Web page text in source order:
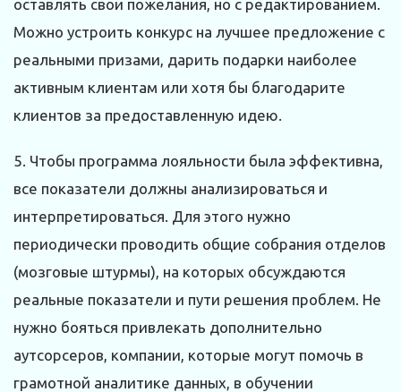
оставлять свои пожелания, но с редактированием.
Можно устроить конкурс на лучшее предложение с
реальными призами, дарить подарки наиболее
активным клиентам или хотя бы благодарите
клиентов за предоставленную идею.
5. Чтобы программа лояльности была эффективна,
все показатели должны анализироваться и
интерпретироваться. Для этого нужно
периодически проводить общие собрания отделов
(мозговые штурмы), на которых обсуждаются
реальные показатели и пути решения проблем. Не
нужно бояться привлекать дополнительно
аутсорсеров, компании, которые могут помочь в
грамотной аналитике данных, в обучении